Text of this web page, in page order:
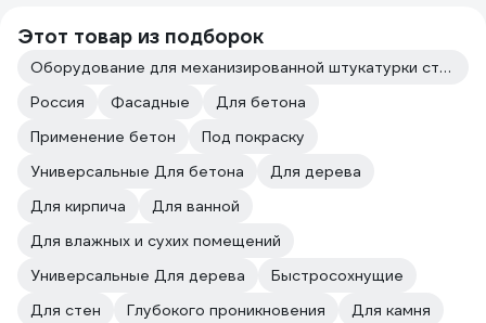
Этот товар из подборок
Оборудование для механизированной штукатурки стен
Россия
Фасадные
Для бетона
Применение бетон
Под покраску
Универсальные Для бетона
Для дерева
Для кирпича
Для ванной
Для влажных и сухих помещений
Универсальные Для дерева
Быстросохнущие
Для стен
Глубокого проникновения
Для камня